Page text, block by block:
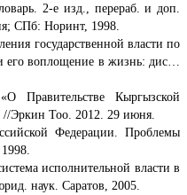
2-е изд., перераб. и доп.
СПб: Норинт, 1998.
государственной власти по
его воплощение в жизнь: дис…
Кыргызской
Эркин Тоо. 2012. 29 июня.
Федерации. Проблемы
исполнительной власти в
наук. Саратов, 2005.